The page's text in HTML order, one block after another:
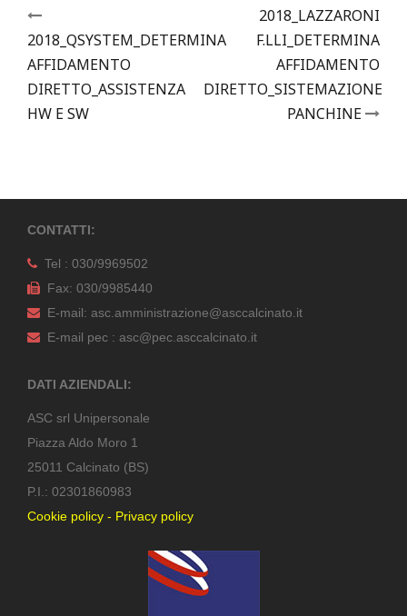
Post
navigation
2018_QSYSTEM_DETERMINA
AFFIDAMENTO
DIRETTO_ASSISTENZA
HW E SW
2018_LAZZARONI
F.LLI_DETERMINA
AFFIDAMENTO
DIRETTO_SISTEMAZIONE
PANCHINE
CONTATTI:
Tel : 030/9969502
Fax: 030/9985440
E-mail: asc.amministrazione@asccalcinato.it
E-mail pec : asc@pec.asccalcinato.it
DATI AZIENDALI:
ASC srl Unipersonale
Piazza Aldo Moro 1
25011 Calcinato (BS)
P.I.: 02301860983
Cookie policy - Privacy policy